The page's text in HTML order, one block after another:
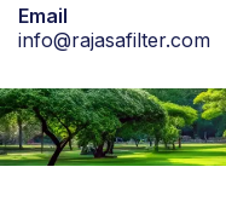
Email
info@rajasafilter.com